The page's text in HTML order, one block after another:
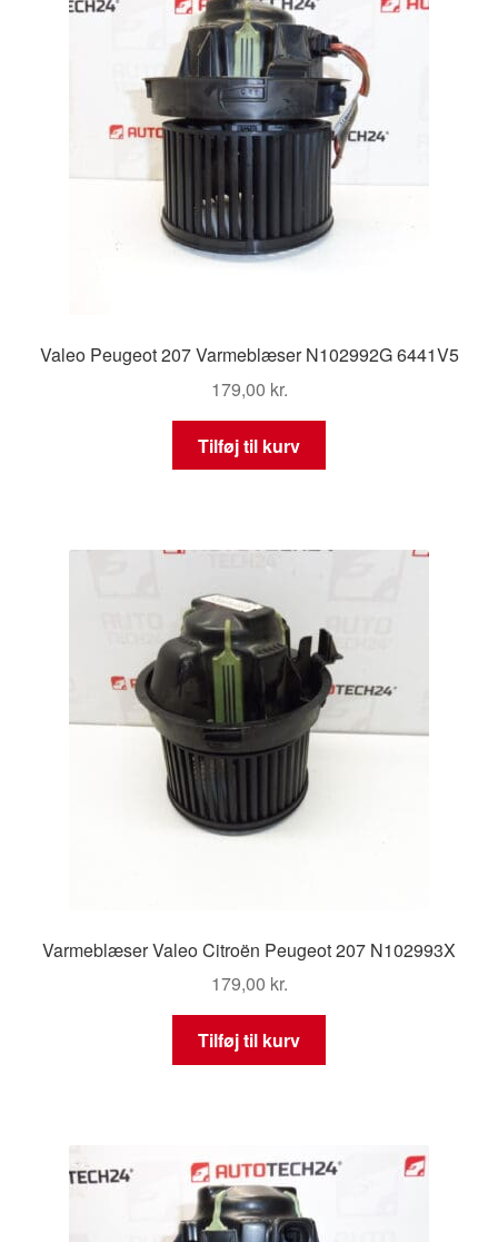
Valeo Peugeot 207 Varmeblæser N102992G 6441V5
179,00 kr.
Tilføj til kurv
Varmeblæser Valeo Citroën Peugeot 207 N102993X
179,00 kr.
Tilføj til kurv